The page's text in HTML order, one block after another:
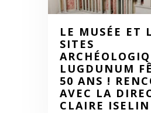
LE MUSÉE ET
SITES
LUGDUNUM
50 ANS !
AVEC LA
CLAIRE ISELIN